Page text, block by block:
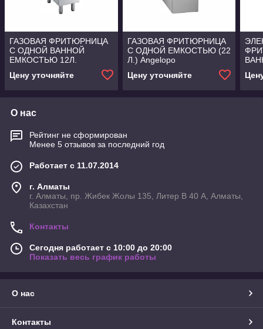
ГАЗОВАЯ ФРИТЮРНИЦА
С ОДНОЙ ВАННОЙ
ЕМКОСТЬЮ 12Л.
УПРАВЛЕНИЕ) Angelopo
Цену уточняйте
ГАЗОВАЯ ФРИТЮРНИЦА
С ОДНОЙ ЕМКОСТЬЮ (22
Л.) Angelopo
Цену уточняйте
О нас
Рейтинг не сформирован
Менее 5 отзывов за последний год
Работает с 11.07.2014
г. Алматы
г. Алматы, пр. Жибек Жолы 135, Литер В 40 А, Алматы,
Казахстан
Контакты
Сегодня работает с 10:00 до 20:00
Показать весь график работы
О нас
Контакты